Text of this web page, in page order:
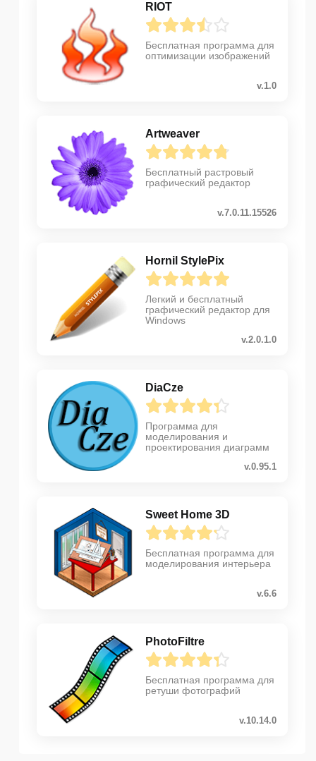
RIOT
Бесплатная программа для
оптимизации изображений
v.1.0
Artweaver
Бесплатный растровый
графический редактор
v.7.0.11.15526
Hornil StylePix
Легкий и бесплатный
графический редактор для
Windows
v.2.0.1.0
DiaCze
Программа для
моделирования и
проектирования диаграмм
v.0.95.1
Sweet Home 3D
Бесплатная программа для
моделирования интерьера
v.6.6
PhotoFiltre
Бесплатная программа для
ретуши фотографий
v.10.14.0